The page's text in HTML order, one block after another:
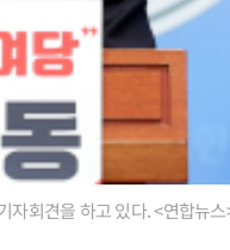
자회견을 하고 있다. <연합뉴스